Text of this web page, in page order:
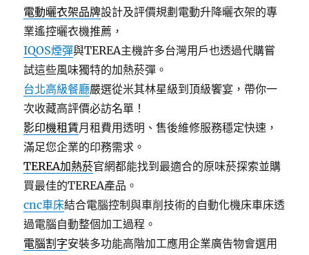
電動曬衣架品牌設計及評價規劃電動升降曬衣架的專
業遙控曬衣機推薦，
IQOS煙彈與TEREA主機許多台灣用戶也透過代購嘗
試這些風味獨特的加熱菸彈。
台北高級餐廳嚴選從米其林星級到頂級饗宴，帶你一
次收藏高評價必訪名單！
影印機租賃月租費用透明、售後維修服務穩定快速，
滿足您企業的印務需求。
TEREA加熱菸官網都能找到最適合的原味菸探索並購
買最佳的TEREA產品。
cnc車床結合電腦控制與車削技術的自動化機床車床透
過電腦自動整個加工過程。
電腦割字安裝多功能高階加工應用企業廣告物會選用